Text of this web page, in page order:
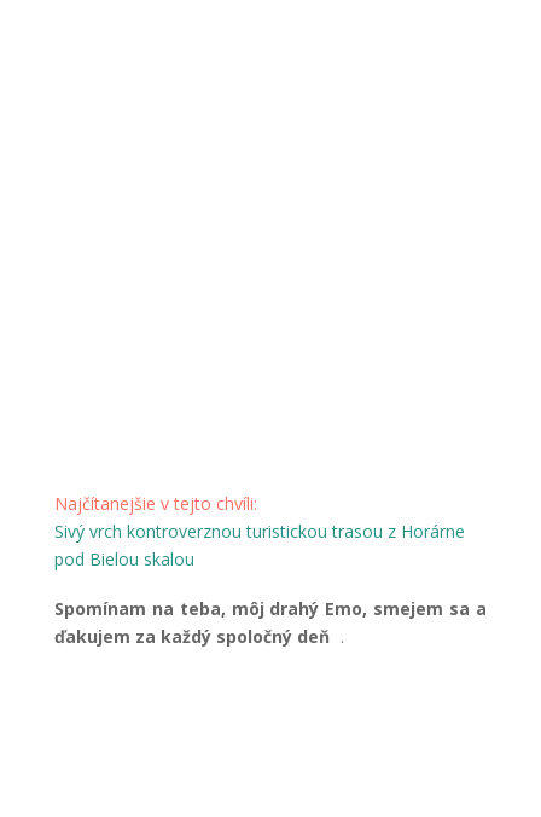
Najčítanejšie v tejto chvíli:
Sivý vrch kontroverznou turistickou trasou z Horárne
pod Bielou skalou
Spomínam na teba, môj drahý Emo, smejem sa a
ďakujem za každý spoločný deň .